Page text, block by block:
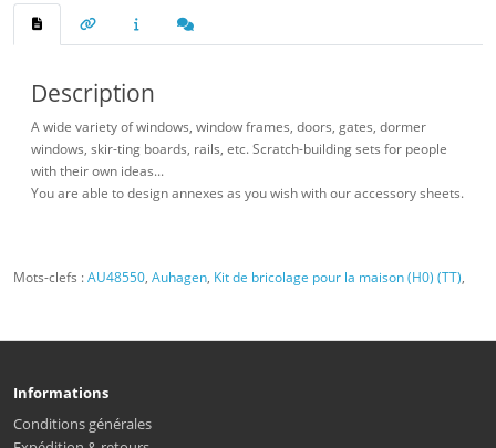
Description
A wide variety of windows, window frames, doors, gates, dormer
windows, skir-ting boards, rails, etc. Scratch-building sets for people
with their own ideas...
You are able to design annexes as you wish with our accessory sheets.
Mots-clefs :AU48550, Auhagen, Kit de bricolage pour la maison (H0) (TT),
Informations
Conditions générales